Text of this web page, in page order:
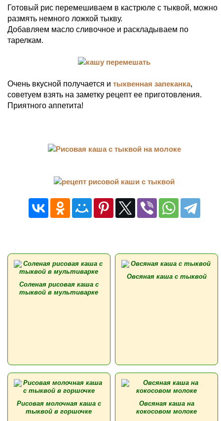
Готовый рис перемешиваем в кастрюле с тыквой, можно
размять немного ложкой тыкву.
Добавляем масло сливочное и раскладываем по
тарелкам.
Очень вкусной получается и тыквенная запеканка,
советуем взять на заметку рецепт ее приготовления.
Приятного аппетита!
Соленая рисовая каша с
тыквой в мультиварке
Овсяная каша с тыквой
Рисовая молочная каша с
тыквой в горшочке
Овсяная каша на
кокосовом молоке